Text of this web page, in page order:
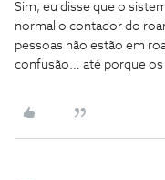
Sim, eu disse que o
normal o contador do
pessoas não estão em
confusão… até porque